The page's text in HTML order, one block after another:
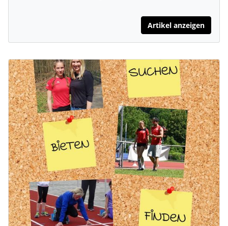
Artikel anzeigen